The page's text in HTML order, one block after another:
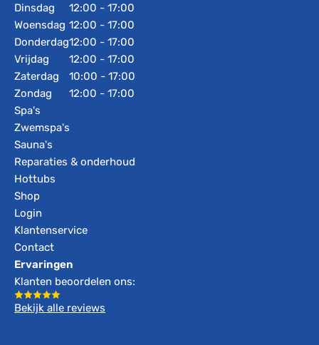
Dinsdag
Woensdag
Donderdag
Vrijdag
Zaterdag
Zondag
12:00 - 17:00
12:00 - 17:00
12:00 - 17:00
12:00 - 17:00
10:00 - 17:00
12:00 - 17:00
Spa's
Zwemspa's
Sauna's
Reparaties & onderhoud
Hottubs
Shop
Login
Klantenservice
Contact
Ervaringen
Klanten beoordelen ons:
Bekijk alle reviews